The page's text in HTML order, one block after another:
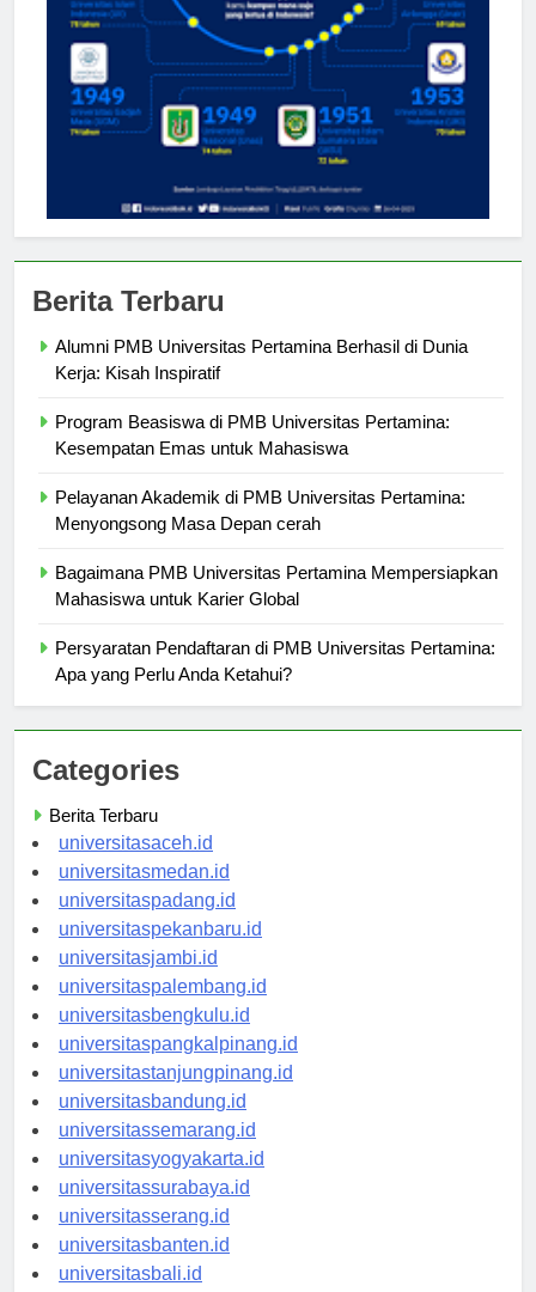
Alumni PMB Universitas Pertamina Berhasil di Dunia
Program Beasiswa di PMB Universitas Pertamina:
Pelayanan Akademik di PMB Universitas Pertamina:
Bagaimana PMB Universitas Pertamina Mempersiapkan
Persyaratan Pendaftaran di PMB Universitas Pertamina:
Categories
Berita Terbaru
universitasaceh.id
universitasmedan.id
universitaspadang.id
universitaspekanbaru.id
universitasjambi.id
universitaspalembang.id
universitasbengkulu.id
universitaspangkalpinang.id
universitastanjungpinang.id
universitasbandung.id
universitassemarang.id
universitasyogyakarta.id
universitassurabaya.id
universitasserang.id
universitasbanten.id